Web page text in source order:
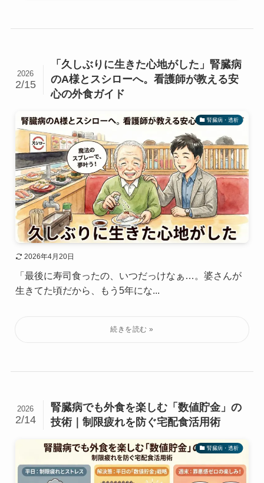
「久しぶりに生きた心地がした」腎臓病
のA様とスシローへ。看護師が教える安
心の外食ガイド
2026
2/15
腎臓病・透析
2026年4月20日
「最後に寿司食ったの、いつだっけなぁ…。婆さんが
生きてた頃だから、もう5年にな...
腎臓病でも外食を楽しむ「数値貯金」の
技術｜制限疲れを防ぐ宅配食活用術
2026
2/14
腎臓病・透析